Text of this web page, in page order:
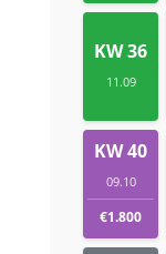
KW 36
11.09
KW 40
09.10
€1.800